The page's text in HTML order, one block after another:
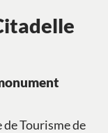
de Tourisme de